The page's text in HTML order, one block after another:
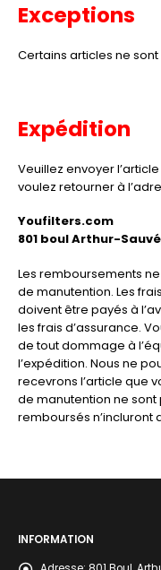
Exceptions
Certains articles ne
Expédition
Veuillez envoyer
voulez retourner à
Youfilters.com
801 boul Arthur-
Les remboursements
de manutention. Les
doivent être payés à
les frais d’assurance.
de tout dommage à
l’expédition. Nous ne
recevrons l’article que
de manutention ne
remboursés n’incluront
INFORMATION